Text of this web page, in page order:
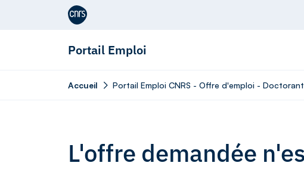
Aller au contenu
Portail Emploi
Accueil Portail Emploi CNRS - Offre d'emploi -
L'offre demandée